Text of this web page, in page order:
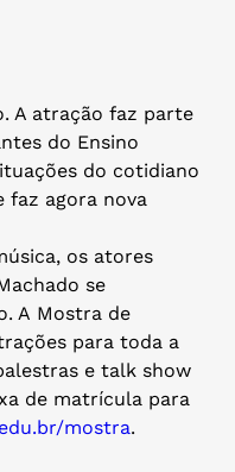
A atração faz parte
do Ensino
do cotidiano
faz agora nova
os atores
se
A Mostra de
para toda a
e talk show
de matrícula para
mostra.